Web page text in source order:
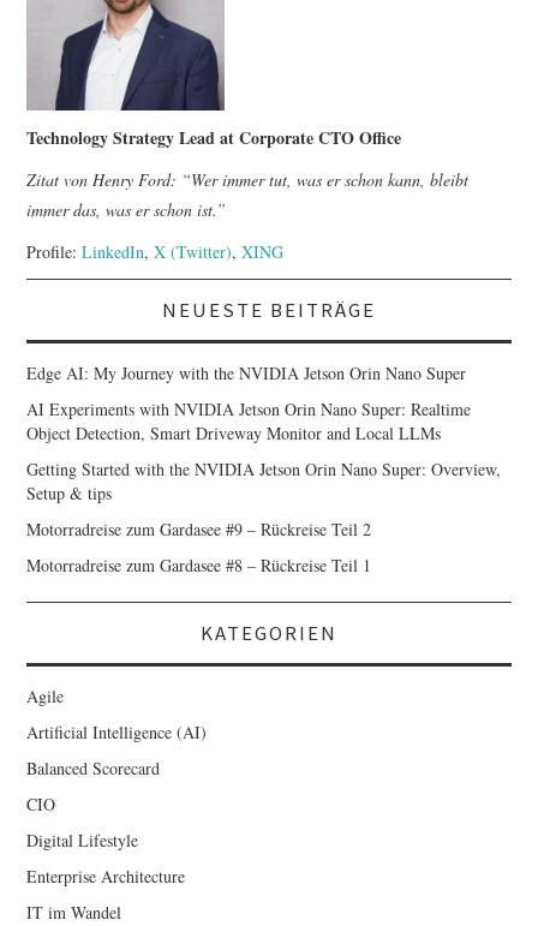
Technology Strategy Lead at Corporate CTO Office
Zitat von Henry Ford: “Wer immer tut, was er schon kann, bleibt
immer das, was er schon ist.”
Profile:LinkedIn,X (Twitter),XING
NEUESTE BEITRÄGE
Edge AI: My Journey with the NVIDIA Jetson Orin Nano Super
AI Experiments with NVIDIA Jetson Orin Nano Super: Realtime
Object Detection, Smart Driveway Monitor and Local LLMs
Getting Started with the NVIDIA Jetson Orin Nano Super: Overview,
Setup & tips
Motorradreise zum Gardasee #9 – Rückreise Teil 2
Motorradreise zum Gardasee #8 – Rückreise Teil 1
KATEGORIEN
Agile
Artificial Intelligence (AI)
Balanced Scorecard
CIO
Digital Lifestyle
Enterprise Architecture
IT im Wandel